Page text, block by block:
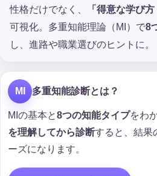
性格だけでなく、 「得意な学び
可視化。多重知能理論（MI）で8
し、進路や職業選びのヒントに。
MI 多重知能診断とは？
MIの基本と8つの知能タイプをわ
を理解してから診断すると、結果
ーズになります。